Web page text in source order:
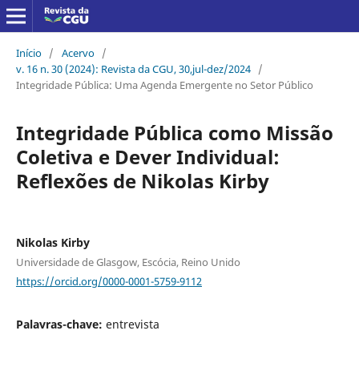
Início / Acervo /
v. 16 n. 30 (2024): Revista da CGU, 30,jul-dez/2024 /
Integridade Pública: Uma Agenda Emergente no Setor Público
Integridade Pública como Missão
Coletiva e Dever Individual:
Reflexões de Nikolas Kirby
Nikolas Kirby
Universidade de Glasgow, Escócia, Reino Unido
https://orcid.org/0000-0001-5759-9112
Palavras-chave: entrevista